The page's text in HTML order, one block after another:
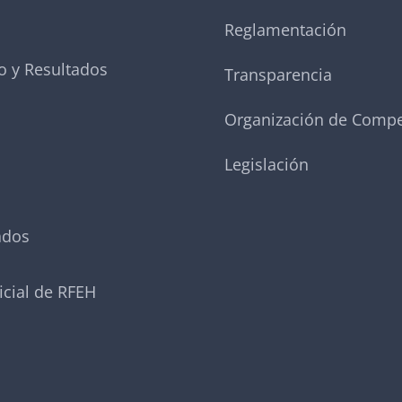
y Resultados
de RFEH
Reglamentación
Transparencia
Organización de
Legislación